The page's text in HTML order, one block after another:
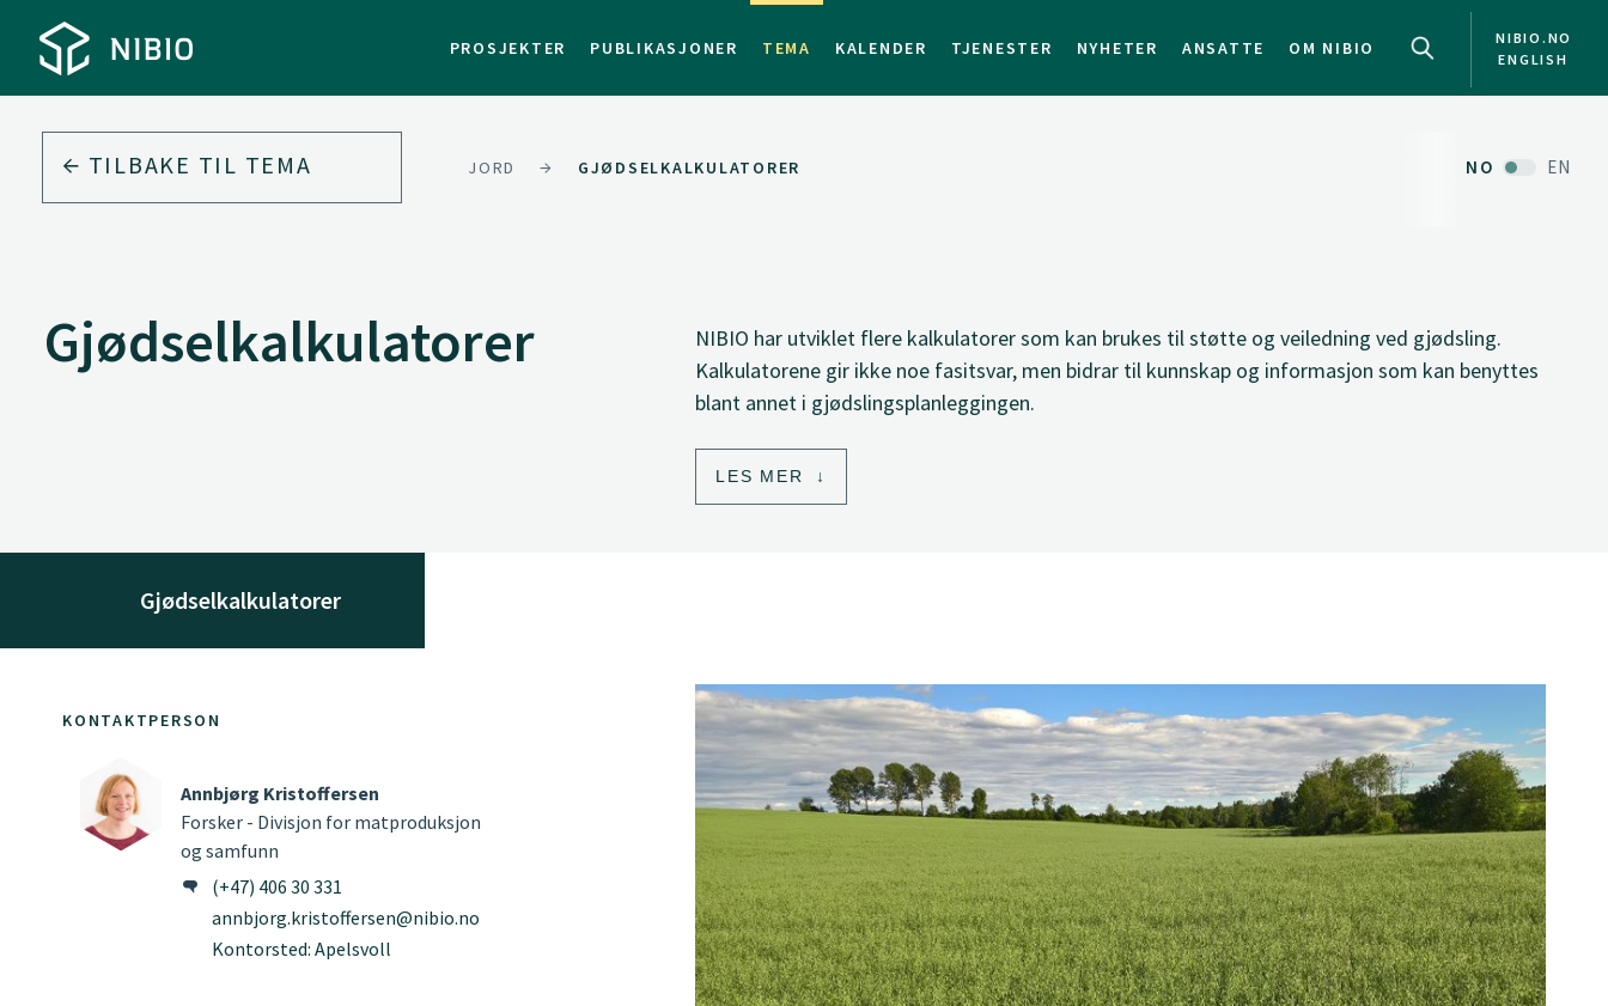
PROSJEKTER PUBLIKASJONER TEMA KALENDER TJENESTER NYHETER ANSATTE OM NIBIO
NIBIO.NO
ENGLISH
TILBAKE TIL TEMA JORD GJØDSELKALKULATORER NO EN
Gjødselkalkulatorer
NIBIO har utviklet flere kalkulatorer som kan brukes til støtte og veiledning ved gjødsling.
Kalkulatorene gir ikke noe fasitsvar, men bidrar til kunnskap og informasjon som kan benyttes
blant annet i gjødslingsplanleggingen.
LES MER
Gjødselkalkulatorer
KONTAKTPERSON
Annbjørg Kristoffersen
Forsker - Divisjon for matproduksjon
og samfunn
(+47) 406 30 331
annbjorg.kristoffersen@nibio.no
Kontorsted: Apelsvoll